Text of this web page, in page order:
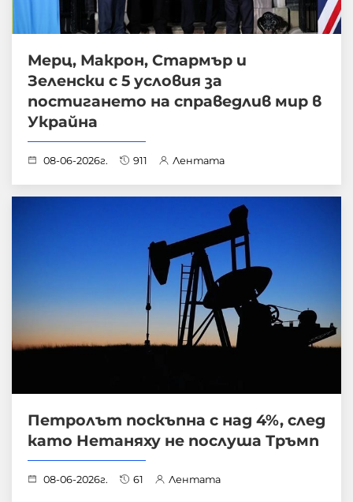
Мерц, Макрон, Стармър и
Зеленски с 5 условия за
постигането на справедлив мир в
Украйна
08-06-2026г. 911 Лентата
Петролът поскъпна с над 4%, след
като Нетаняху не послуша Тръмп
08-06-2026г. 61 Лентата